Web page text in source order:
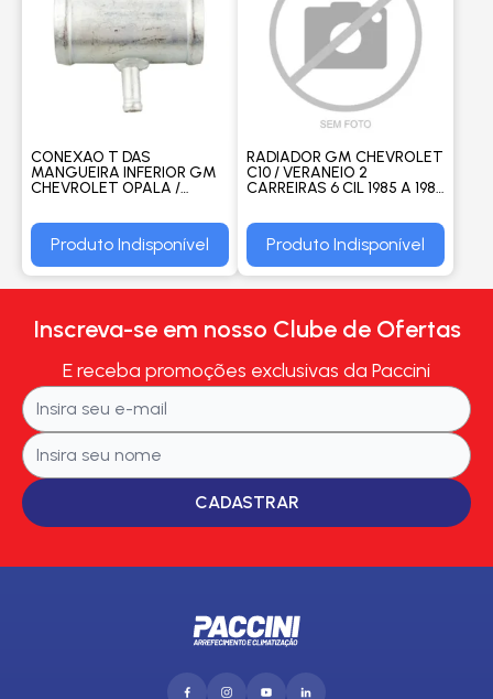
CONEXAO T DAS
MANGUEIRA INFERIOR GM
CHEVROLET OPALA /
FINO) - VALCLEI
Produto Indisponível
RADIADOR GM CHEVROLET
C10 / VERANEIO 2
CARREIRAS 6 CIL 1985 A 1989
PROCOOLER
Produto Indisponível
Inscreva-se em nosso Clube de Ofertas
E receba promoções exclusivas da Paccini
CADASTRAR